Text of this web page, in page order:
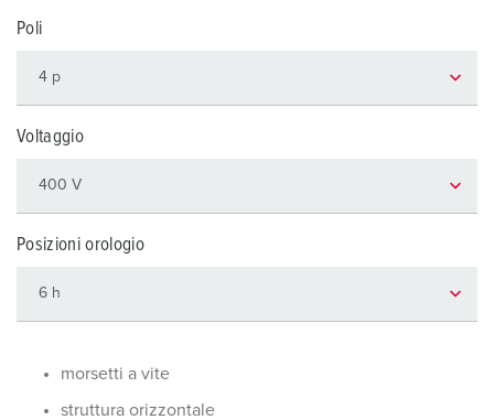
Poli
Voltaggio
Posizioni orologio
morsetti a vite
struttura orizzontale